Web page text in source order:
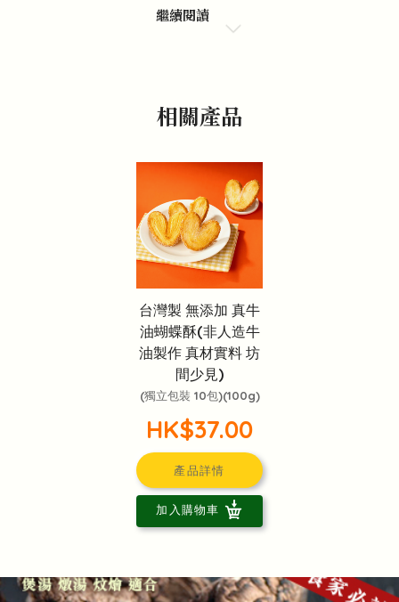
繼續閱讀
相關產品
台灣製 無添加 真牛
油蝴蝶酥(非人造牛
油製作 真材實料 坊
間少見)
(獨立包裝 10包)(100g)
HK$37.00
產品詳情
加入購物車